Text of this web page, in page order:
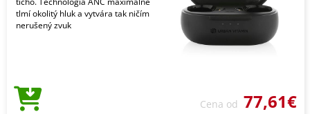
tlmí okolitý hluk a vytvára tak ničím
nerušený zvuk
Cena od 77,61€